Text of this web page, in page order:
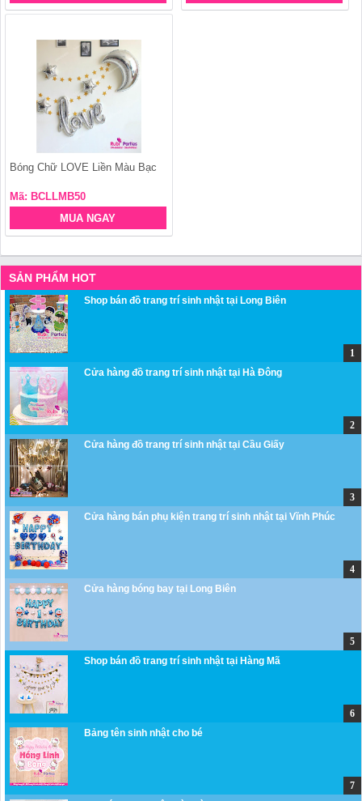
Bóng Chữ LOVE Liền Màu Bạc
Mã: BCLLMB50
MUA NGAY
SẢN PHẨM HOT
Shop bán đồ trang trí sinh nhật tại Long Biên
Cửa hàng đồ trang trí sinh nhật tại Hà Đông
Cửa hàng đồ trang trí sinh nhật tại Cầu Giấy
Cửa hàng bán phụ kiện trang trí sinh nhật tại Vĩnh Phúc
Cửa hàng bóng bay tại Long Biên
Shop bán đồ trang trí sinh nhật tại Hàng Mã
Bảng tên sinh nhật cho bé